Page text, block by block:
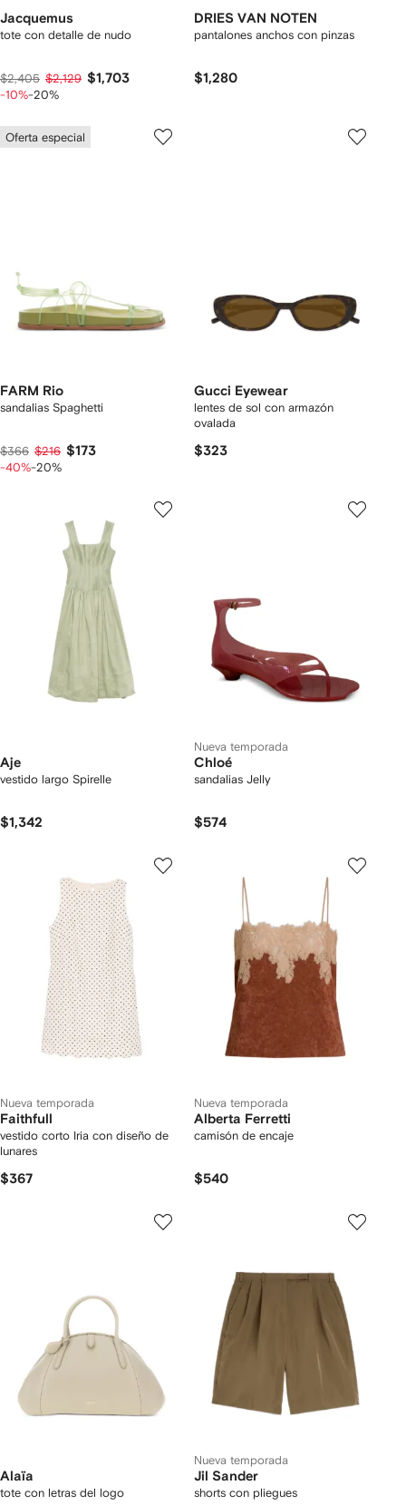
Jacquemus
tote con detalle de nudo
$2,405 $2,129 $1,703
-10%-20%
DRIES VAN NOTEN
pantalones anchos con pinzas
$1,280
Oferta especial
FARM Rio
sandalias Spaghetti
$366 $216 $173
-40%-20%
Gucci Eyewear
lentes de sol con armazón
ovalada
$323
Aje
vestido largo Spirelle
$1,342
Nueva temporada
Chloé
sandalias Jelly
$574
Nueva temporada
Faithfull
vestido corto Iria con diseño de
lunares
$367
Nueva temporada
Alberta Ferretti
camisón de encaje
$540
Alaïa
tote con letras del logo
Nueva temporada
Jil Sander
shorts con pliegues